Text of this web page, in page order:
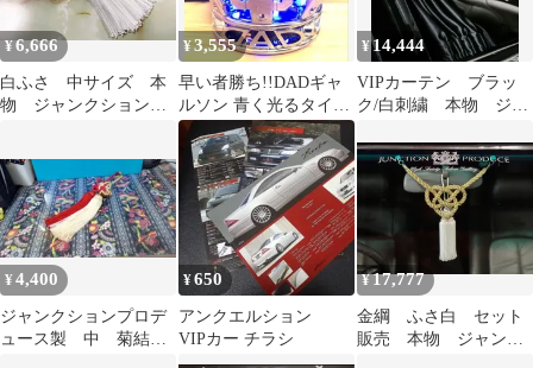
¥6,666
白ふさ 中サイズ 本
物 ジャンクションプ
¥3,555
早い者勝ち!!DADギャ
ルソン 青く光るタイプ
クラウンUSB電源コー
ド
¥14,444
VIPカーテン ブラッ
ク/白刺繍 本物 ジャ
ス
¥4,400
ジャンクションプロデ
ュース製 中 菊結び
¥650
アンクエルション
VIPカー チラシ
¥17,777
金綱 ふさ白 セット
販売 本物 ジャンク